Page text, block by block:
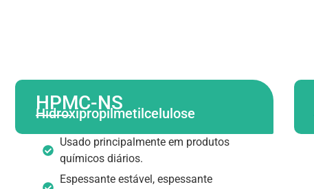
HPMC-NS
Hidroxipropilmetilcelulose
Usado principalmente em produtos
químicos diários.
Espessante estável, espessante